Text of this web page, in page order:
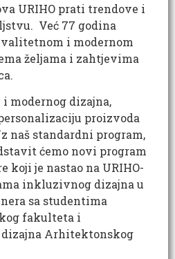
URIHO prati trendove i
Već 77 godina
i modernom
željama i zahtjevima
modernog dizajna,
proizvoda
naš standardni program,
ćemo novi program
koji je nastao na URIHO-
inkluzivnog dizajna u
sa studentima
fakulteta i
Arhitektonskog